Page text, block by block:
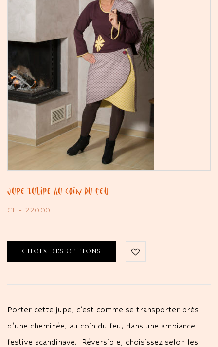
Jupe tulipe Au coin du feu
CHF 220.00
CHOIX DES OPTIONS
Porter cette jupe, c'est comme se transporter près
d'une cheminée, au coin du feu, dans une ambiance
festive scandinave. Réversible, choisissez selon les